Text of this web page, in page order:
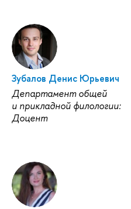
Зубалов Денис Юрьевич
Департамент общей
и прикладной филологии:
Доцент